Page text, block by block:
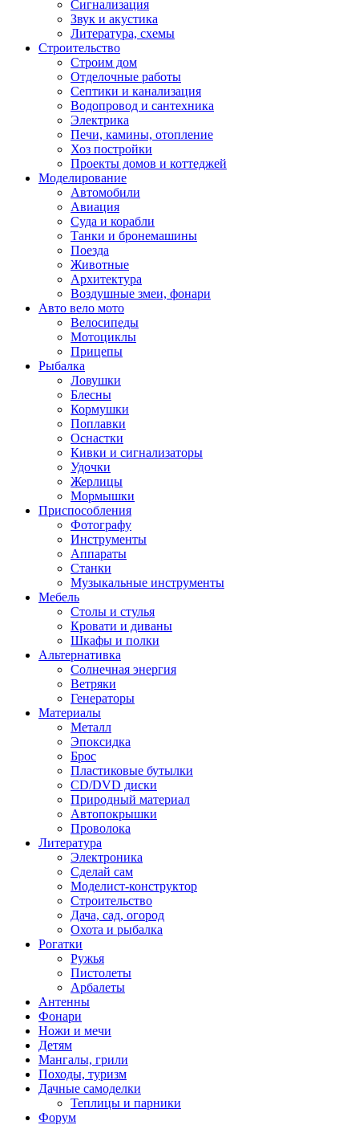
Сигнализация
Звук и акустика
Литература, схемы
Строительство
Строим дом
Отделочные работы
Септики и канализация
Водопровод и сантехника
Электрика
Печи, камины, отопление
Хоз постройки
Проекты домов и коттеджей
Моделирование
Автомобили
Авиация
Суда и корабли
Танки и бронемашины
Поезда
Животные
Архитектура
Воздушные змеи, фонари
Авто вело мото
Велосипеды
Мотоциклы
Прицепы
Рыбалка
Ловушки
Блесны
Кормушки
Поплавки
Оснастки
Кивки и сигнализаторы
Удочки
Жерлицы
Мормышки
Приспособления
Фотографу
Инструменты
Аппараты
Станки
Музыкальные инструменты
Мебель
Столы и стулья
Кровати и диваны
Шкафы и полки
Альтернативка
Солнечная энергия
Ветряки
Генераторы
Материалы
Металл
Эпоксидка
Брос
Пластиковые бутылки
CD/DVD диски
Природный материал
Автопокрышки
Проволока
Литература
Электроника
Сделай сам
Моделист-конструктор
Строительство
Дача, сад, огород
Охота и рыбалка
Рогатки
Ружья
Пистолеты
Арбалеты
Антенны
Фонари
Ножи и мечи
Детям
Мангалы, грили
Походы, туризм
Дачные самоделки
Теплицы и парники
Форум